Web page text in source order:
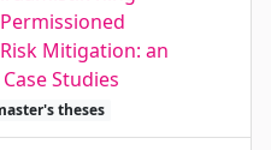
Mitigation: an
Studies
theses